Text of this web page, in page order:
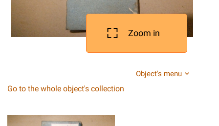
Zoom in
Object's menu
Go to the whole object's collection